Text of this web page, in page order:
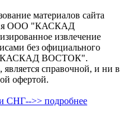
материалов сайта
ООО "КАСКАД
извлечение
без официального
"КАСКАД ВОСТОК".
справочной, и ни в
офертой.
СНГ-->> подробнее